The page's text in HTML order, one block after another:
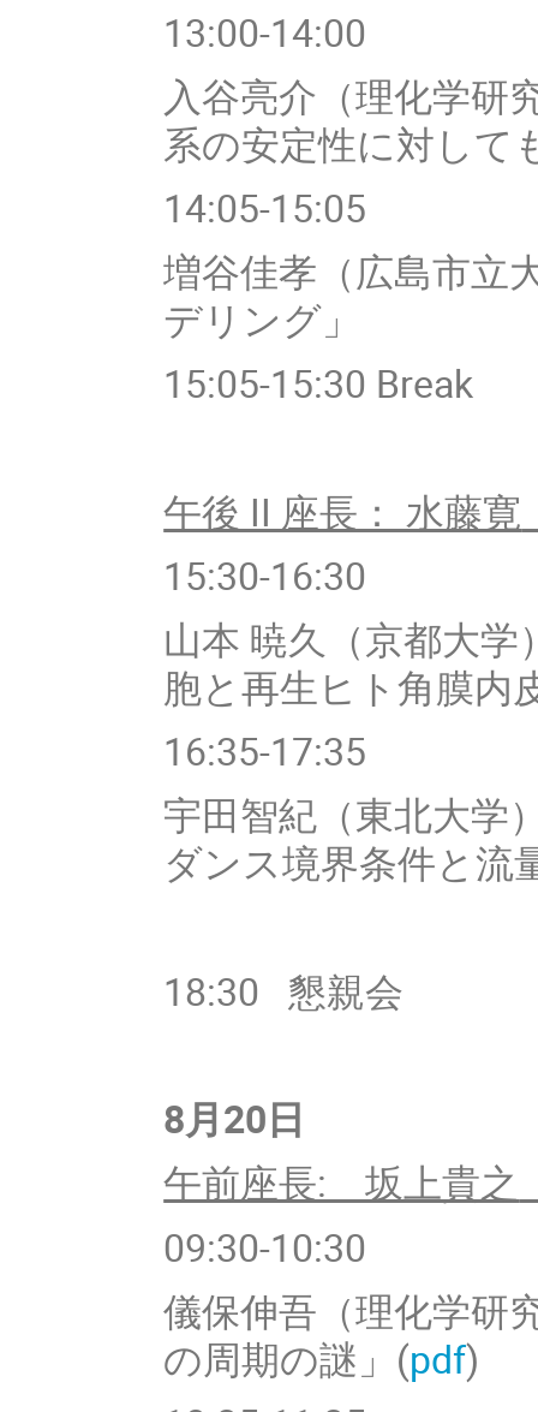
13:00-14:00
入谷亮介（理化学研
系の安定性に対して
14:05-15:05
増谷佳孝（広島市立
デリング」
15:05-15:30 Break
午後 II 座長： 水藤寛
15:30-16:30
山本 暁久（京都大学
胞と再生ヒト角膜内
16:35-17:35
宇田智紀（東北大学
ダンス境界条件と流
18:30 懇親会
8月20日
午前座長: 坂上貴之
09:30-10:30
儀保伸吾（理化学研
の周期の謎」(pdf)